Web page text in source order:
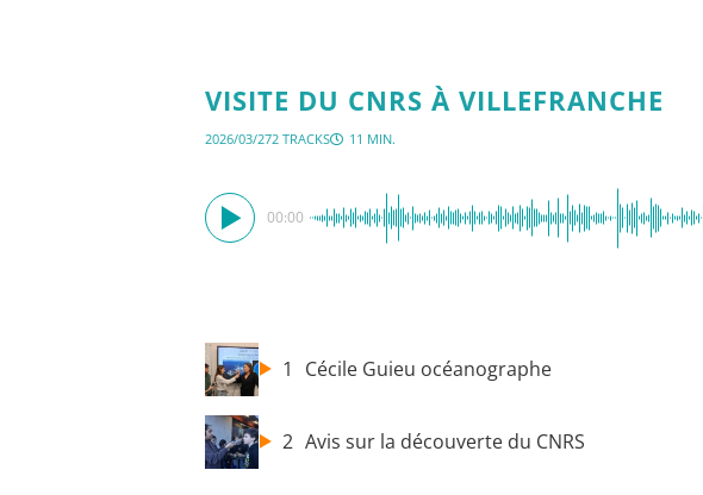
VISITE DU CNRS À VILLEFRANCHE
2026/03/272 TRACKS 11 MIN.
00:00
1 Cécile Guieu océanographe
2 Avis sur la découverte du CNRS